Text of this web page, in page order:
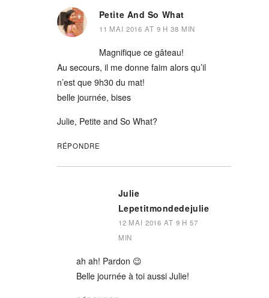
Petite And So What
11 MAI 2016 AT 9 H 38 MIN
Magnifique ce gâteau!
Au secours, il me donne faim alors qu’il
n’est que 9h30 du mat!
belle journée, bises
Julie, Petite and So What?
RÉPONDRE
Julie
Lepetitmondedejulie
12 MAI 2016 AT 9 H 57
MIN
ah ah! Pardon 😉
Belle journée à toi aussi Julie!